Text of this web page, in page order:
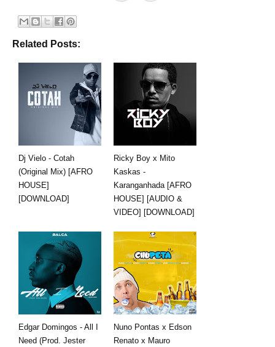
Related Posts:
Dj Vielo - Cotah
(Original Mix) [AFRO
HOUSE]
[DOWNLOAD]
Ricky Boy x Mito
Kaskas -
Karanganhada [AFRO
HOUSE] [AUDIO &
VIDEO] [DOWNLOAD]
Edgar Domingos - All I
Need (Prod. Jester
Nuno Pontas x Edson
Renato x Mauro